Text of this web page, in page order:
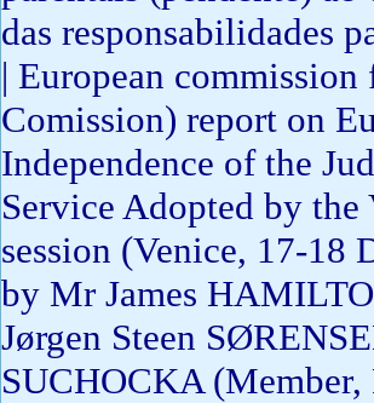
das responsabilidades
| European
Comission) report on
Independence of the
Service Adopted by
session (Venice, 17-18
by Mr James
Jørgen Steen
SUCHOCKA (Member,